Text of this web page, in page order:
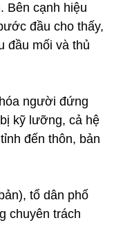
Bên cạnh hiệu
đầu cho thấy,
đầu mối và thủ
người đứng
kỹ lưỡng, cả hệ
đến thôn, bản
tổ dân phố
chuyên trách